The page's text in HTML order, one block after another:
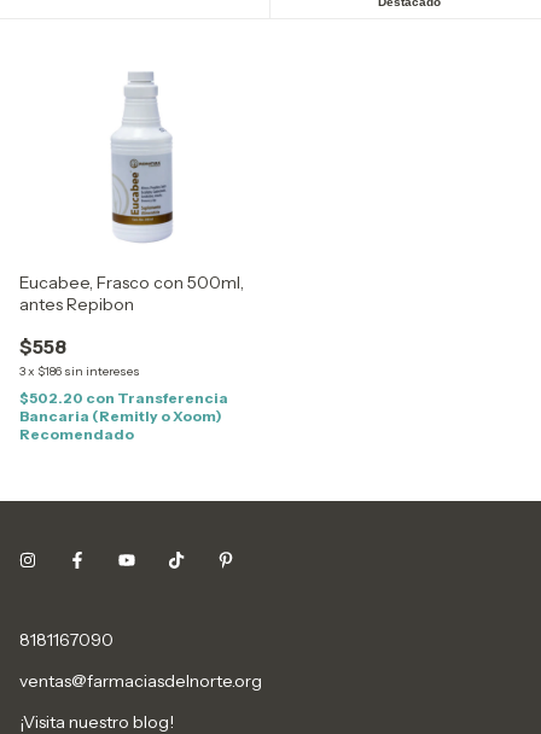
Eucabee, Frasco con 500ml,
antes Repibon
$558
3x $186 sin intereses
$502.20 con Transferencia
Bancaria (Remitly o Xoom)
Recomendado
8181167090
ventas@farmaciasdelnorte.org
¡Visita nuestro blog!